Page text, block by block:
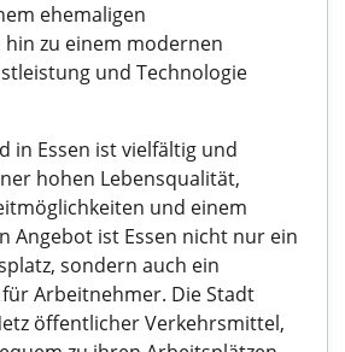
ehemaligen
zu einem modernen
und Technologie
in Essen ist vielfältig und
hohen Lebensqualität,
und einem
Angebot ist Essen nicht nur ein
sondern auch ein
Arbeitnehmer. Die Stadt
öffentlicher Verkehrsmittel,